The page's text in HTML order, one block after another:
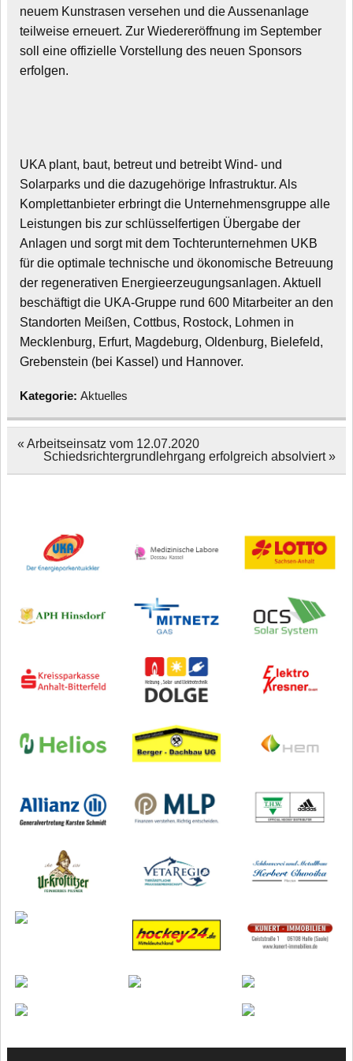
neuem Kunstrasen versehen und die Aussenanlage
teilweise erneuert. Zur Wiedereröffnung im September
soll eine offizielle Vorstellung des neuen Sponsors
erfolgen.
UKA plant, baut, betreut und betreibt Wind- und
Solarparks und die dazugehörige Infrastruktur. Als
Komplettanbieter erbringt die Unternehmensgruppe alle
Leistungen bis zur schlüsselfertigen Übergabe der
Anlagen und sorgt mit dem Tochterunternehmen UKB
für die optimale technische und ökonomische Betreuung
der regenerativen Energieerzeugungsanlagen. Aktuell
beschäftigt die UKA-Gruppe rund 600 Mitarbeiter an den
Standorten Meißen, Cottbus, Rostock, Lohmen in
Mecklenburg, Erfurt, Magdeburg, Oldenburg, Bielefeld,
Grebenstein (bei Kassel) und Hannover.
Kategorie: Aktuelles
Beitragsnavigation
« Arbeitseinsatz vom 12.07.2020
Schiedsrichtergrundlehrgang erfolgreich absolviert »